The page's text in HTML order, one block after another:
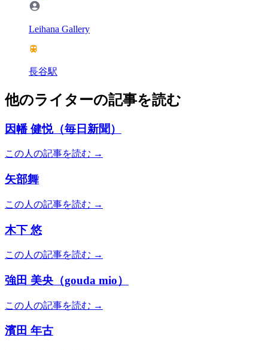
Leihana Gallery
長谷駅
他のライターの記事を読む
因幡 健悦（毎日新聞）
この人の記事を読む →
矢部舞
この人の記事を読む →
木下 悠
この人の記事を読む →
強田 美央（gouda mio）
この人の記事を読む →
濱田 年古